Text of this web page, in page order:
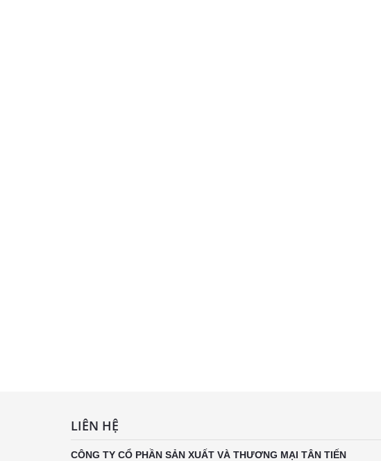
LIÊN HỆ
CÔNG TY CỔ PHẦN SẢN XUẤT VÀ THƯƠNG MẠI TÂN TIẾN